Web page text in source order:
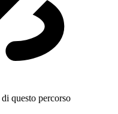
di questo percorso